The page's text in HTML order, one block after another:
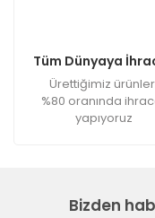
Tüm Dünyaya
Ürettiğimiz
%80 oranında
yapıyoruz
Bizden